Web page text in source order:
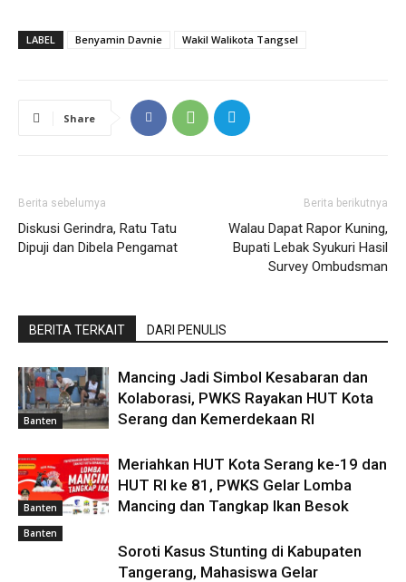
LABEL Benyamin Davnie Wakil Walikota Tangsel
Share
Berita sebelumya
Diskusi Gerindra, Ratu Tatu
Dipuji dan Dibela Pengamat
Berita berikutnya
Walau Dapat Rapor Kuning,
Bupati Lebak Syukuri Hasil
Survey Ombudsman
BERITA TERKAIT DARI PENULIS
Banten
Mancing Jadi Simbol Kesabaran dan
Kolaborasi, PWKS Rayakan HUT Kota
Serang dan Kemerdekaan RI
Banten
Meriahkan HUT Kota Serang ke-19 dan
HUT RI ke 81, PWKS Gelar Lomba
Mancing dan Tangkap Ikan Besok
Banten
Soroti Kasus Stunting di Kabupaten
Tangerang, Mahasiswa Gelar